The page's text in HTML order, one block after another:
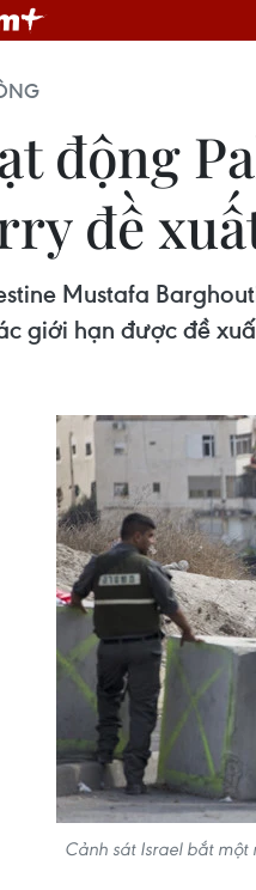
động
đề
Mustafa
giới hạn được đề
Cảnh sát Israel bắt một